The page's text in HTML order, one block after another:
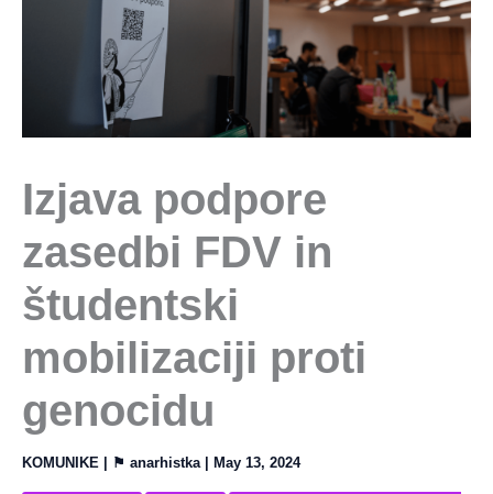
Izjava podpore
zasedbi FDV in
študentski
mobilizaciji proti
genocidu
KOMUNIKE | ⚑ anarhistka | May 13, 2024